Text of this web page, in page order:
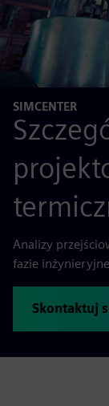
SIMCENTER
Analizy
fazie
Skontaktuj